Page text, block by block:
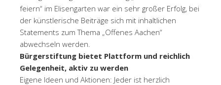
feiern“ im Elisengarten war ein sehr großer Erfolg, bei
der künstlerische Beiträge sich mit inhaltlichen
Statements zum Thema „Offenes Aachen“
abwechseln werden.
Bürgerstiftung bietet Plattform und reichlich
Gelegenheit, aktiv zu werden
Eigene Ideen und Aktionen: Jeder ist herzlich